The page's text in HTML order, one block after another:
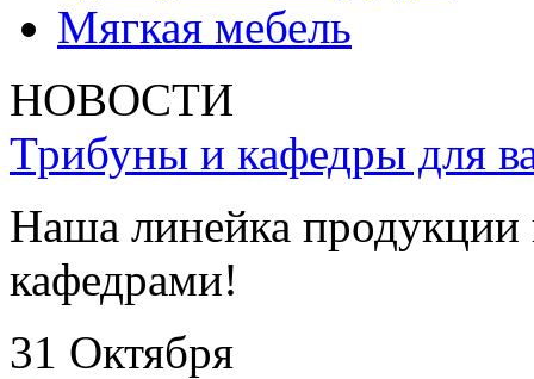
Мягкая мебель
НОВОСТИ
Трибуны и кафедры для
Наша линейка
кафедрами!
31 Октября